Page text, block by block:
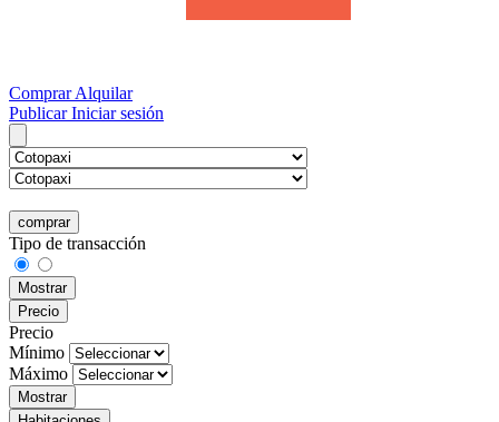
ComprarAlquilar
PublicarIniciar sesión
comprar
Tipo de transacción
Mostrar
Precio
Precio
Mínimo
Máximo
Mostrar